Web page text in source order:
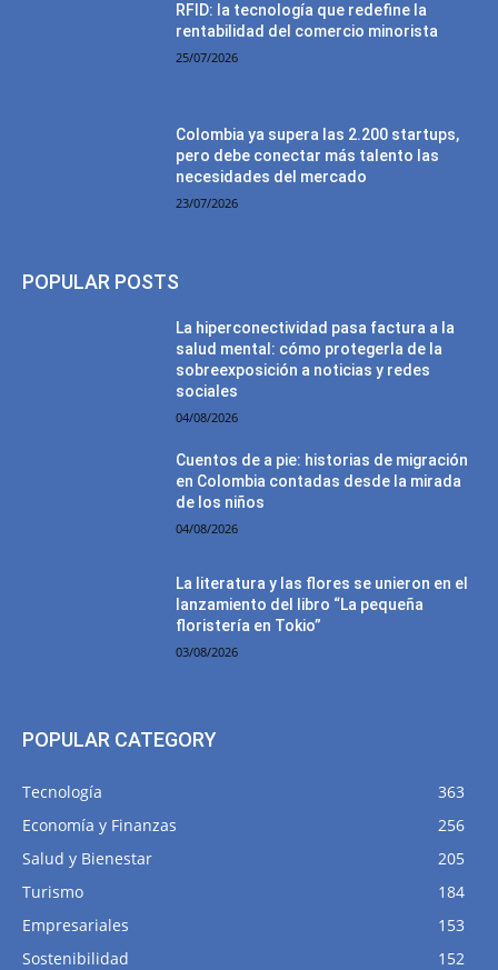
RFID: la tecnología que redefine la
rentabilidad del comercio minorista
25/07/2026
Colombia ya supera las 2.200 startups,
pero debe conectar más talento las
necesidades del mercado
23/07/2026
POPULAR POSTS
La hiperconectividad pasa factura a la
salud mental: cómo protegerla de la
sobreexposición a noticias y redes
sociales
04/08/2026
Cuentos de a pie: historias de migración
en Colombia contadas desde la mirada
de los niños
04/08/2026
La literatura y las flores se unieron en el
lanzamiento del libro “La pequeña
floristería en Tokio”
03/08/2026
POPULAR CATEGORY
Tecnología
363
Economía y Finanzas
256
Salud y Bienestar
205
Turismo
184
Empresariales
153
Sostenibilidad
152